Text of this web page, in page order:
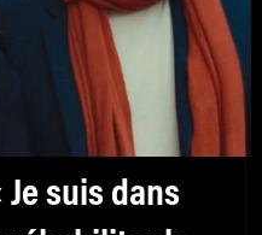
Je suis dans